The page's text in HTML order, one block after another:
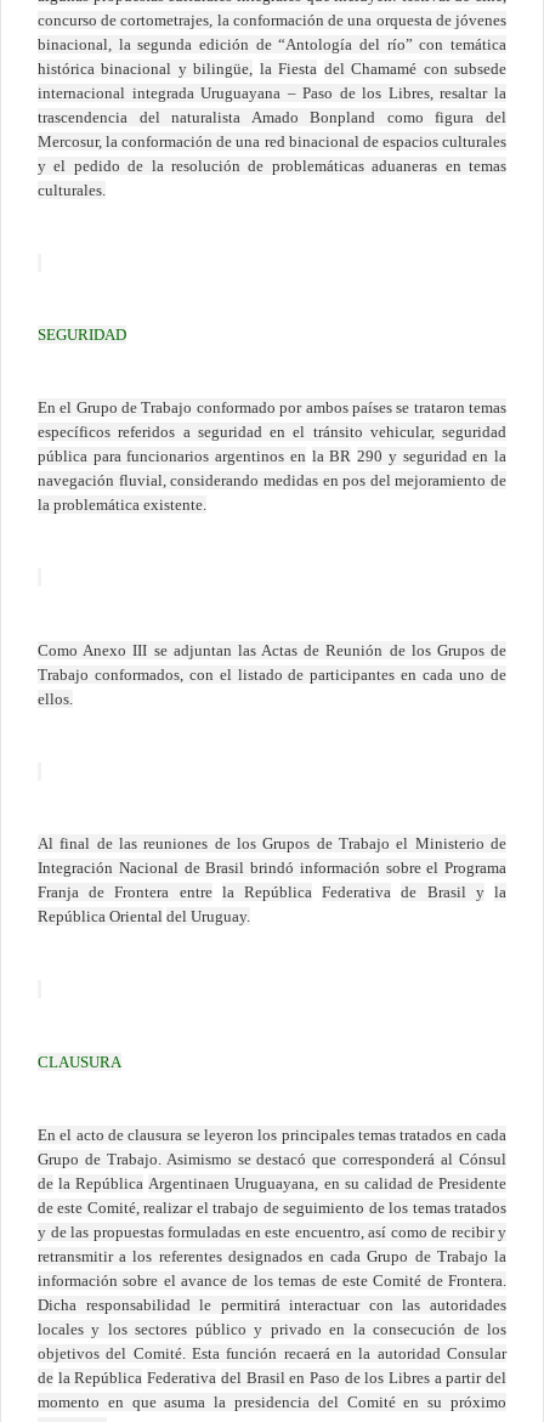
concurso de cortometrajes, la conformación de una orquesta de jóvenes
binacional, la segunda edición de “Antología del río” con temática
histórica binacional y bilingüe, la Fiesta del Chamamé con subsede
internacional integrada Uruguayana – Paso de los Libres, resaltar la
trascendencia del naturalista Amado Bonpland como figura del
Mercosur, la conformación de una red binacional de espacios culturales
y el pedido de la resolución de problemáticas aduaneras en temas
culturales.
SEGURIDAD
En el Grupo de Trabajo conformado por ambos países se trataron temas
específicos referidos a seguridad en el tránsito vehicular, seguridad
pública para funcionarios argentinos en la BR 290 y seguridad en la
navegación fluvial, considerando medidas en pos del mejoramiento de
la problemática existente.
Como Anexo III se adjuntan las Actas de Reunión de los Grupos de
Trabajo conformados, con el listado de participantes en cada uno de
ellos.
Al final de las reuniones de los Grupos de Trabajo el Ministerio de
Integración Nacional de Brasil brindó información sobre el Programa
Franja de Frontera entre la República Federativa de Brasil y la
República Oriental del Uruguay.
CLAUSURA
En el acto de clausura se leyeron los principales temas tratados en cada
Grupo de Trabajo. Asimismo se destacó que corresponderá al Cónsul
de la República Argentinaen Uruguayana, en su calidad de Presidente
de este Comité, realizar el trabajo de seguimiento de los temas tratados
y de las propuestas formuladas en este encuentro, así como de recibir y
retransmitir a los referentes designados en cada Grupo de Trabajo la
información sobre el avance de los temas de este Comité de Frontera.
Dicha responsabilidad le permitirá interactuar con las autoridades
locales y los sectores público y privado en la consecución de los
objetivos del Comité. Esta función recaerá en la autoridad Consular
de la República Federativa del Brasil en Paso de los Libres a partir del
momento en que asuma la presidencia del Comité en su próximo